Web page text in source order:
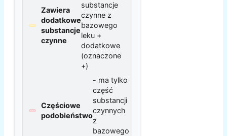
Zawiera
dodatkowe
substancje
czynne
substancje
czynne z
bazowego
leku +
dodatkowe
(oznaczone
+)
Częściowe
podobieństwo
- ma tylko
część
substancji
czynnych
z
bazowego